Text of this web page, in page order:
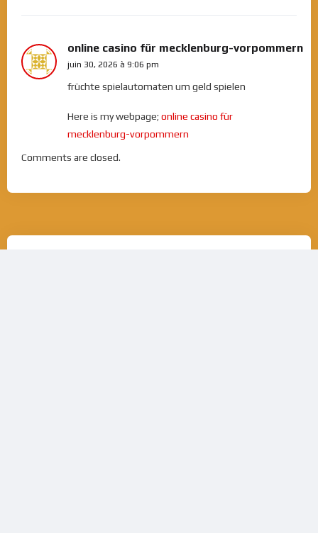
online casino für mecklenburg-vorpommern
juin 30, 2026 à 9:06 pm
früchte spielautomaten um geld spielen
Here is my webpage; online casino für
mecklenburg-vorpommern
Comments are closed.